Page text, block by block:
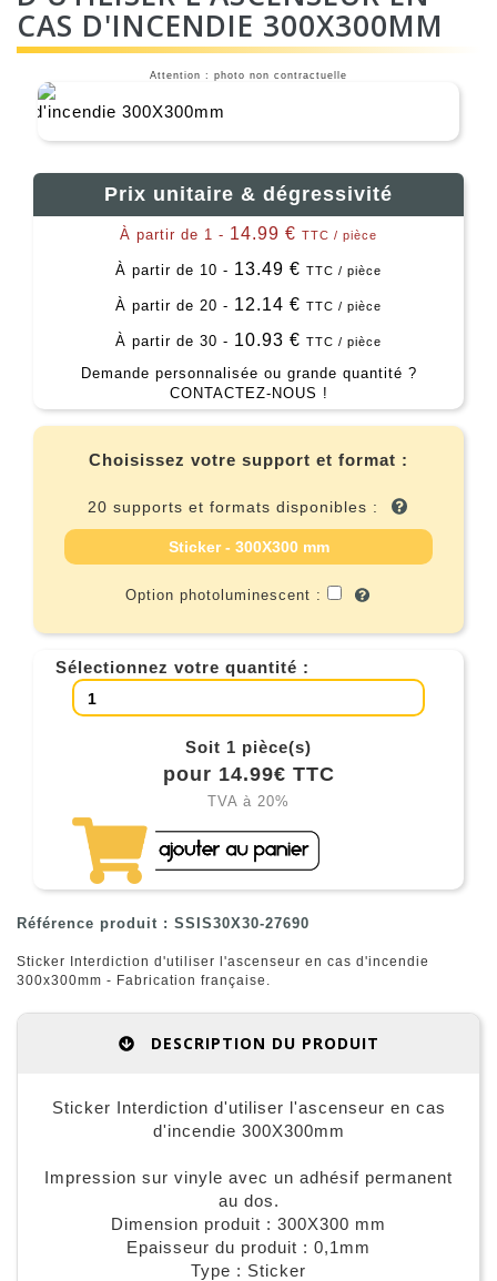
CAS D'INCENDIE 300X300MM
Attention : photo non contractuelle
Prix unitaire & dégressivité
À partir de 1 - 14.99 € TTC / pièce
À partir de 10 - 13.49 € TTC / pièce
À partir de 20 - 12.14 € TTC / pièce
À partir de 30 - 10.93 € TTC / pièce
Demande personnalisée ou grande quantité ?
CONTACTEZ-NOUS !
Choisissez votre support et format :
20 supports et formats disponibles :
Sticker - 300X300 mm
Option photoluminescent :
Sélectionnez votre quantité :
Soit 1 pièce(s)
pour 14.99€ TTC
TVA à 20%
Référence produit : SSIS30X30-27690
Sticker Interdiction d'utiliser l'ascenseur en cas d'incendie
300x300mm - Fabrication française.
DESCRIPTION DU PRODUIT
Sticker Interdiction d'utiliser l'ascenseur en cas
d'incendie 300X300mm
Impression sur vinyle avec un adhésif permanent
au dos.
Dimension produit : 300X300 mm
Epaisseur du produit : 0,1mm
Type : Sticker